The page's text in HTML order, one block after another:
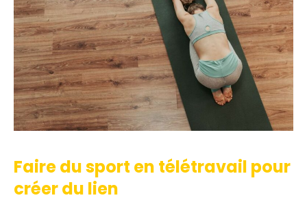
Faire du sport en télétravail pour
créer du lien